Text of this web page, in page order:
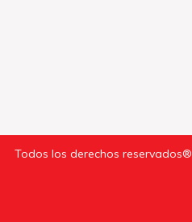
Todos los derechos reservados®